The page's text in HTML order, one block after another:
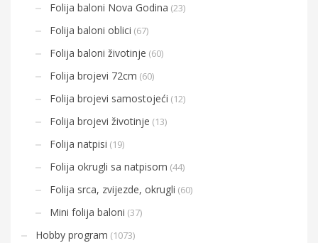
Folija baloni Nova Godina (23)
Folija baloni oblici (67)
Folija baloni životinje (60)
Folija brojevi 72cm (60)
Folija brojevi samostojeći (12)
Folija brojevi životinje (13)
Folija natpisi (19)
Folija okrugli sa natpisom (44)
Folija srca, zvijezde, okrugli (60)
Mini folija baloni (37)
Hobby program (1073)